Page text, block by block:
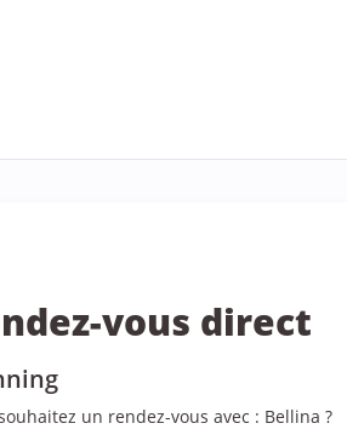
vous direct
un rendez-vous avec : Bellina ?